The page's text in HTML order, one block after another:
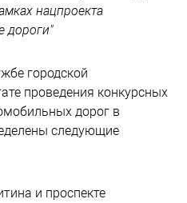
нацпроекта
дороги"
городской
проведения конкурсных
дорог в
следующие
и проспекте